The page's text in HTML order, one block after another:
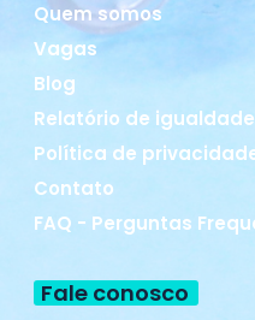
Quem somos
Vagas
Blog
Relatório de
Política de
Contato
FAQ - Perguntas
Fale conosco